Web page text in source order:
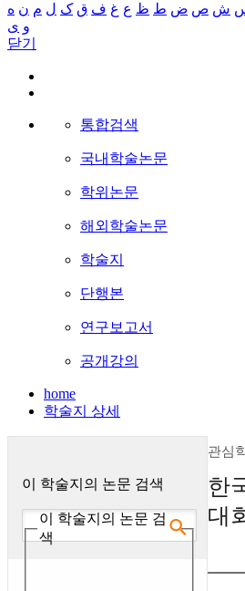
ش ص ض ط ظ ع غ ف ق ک ل م ن ه
و ی
닫기
통합검색
국내학술논문
학위논문
해외학술논문
학술지
단행본
연구보고서
공개강의
home
학술지 상세
이 학술지의 논문 검색
이 학술지의 논문 검
색
관심
한
대